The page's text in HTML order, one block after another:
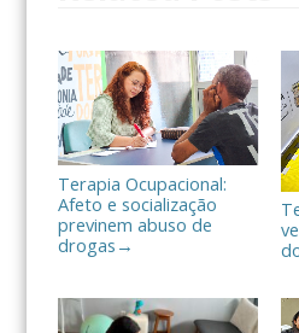
a
r
Terapia Ocupacional:
Afeto e socialização
previnem abuso de
drogas →